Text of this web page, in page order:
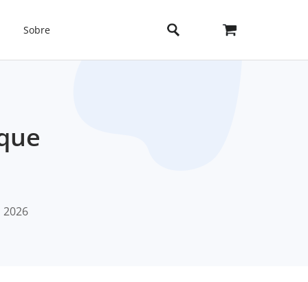
Sobre
2026